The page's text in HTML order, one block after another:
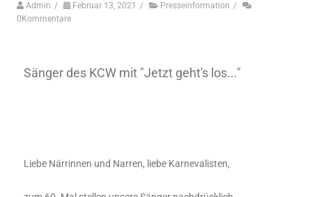
Admin / Februar 13, 2021 / Presseinformation /
0Kommentare
Sänger des KCW mit "Jetzt geht's los..."
Liebe Närrinnen und Narren, liebe Karnevalisten,